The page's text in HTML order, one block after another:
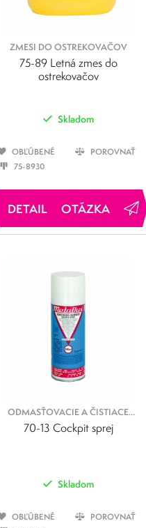
ZMESI DO OSTREKOVAČOV
75-89 Letná zmes do
ostrekovačov
Skladom
OBĽÚBENÉ
POROVNAŤ
75-8930
OTÁZKA
ODMASŤOVACIE A ČISTIACE
SPREJE
70-13 Cockpit sprej
Skladom
OBĽÚBENÉ
POROVNAŤ